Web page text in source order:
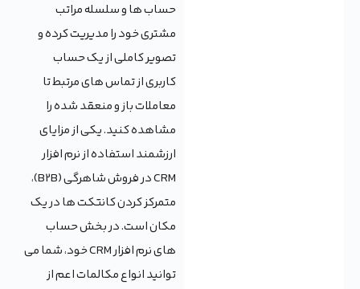
حساب ها و سلسله مراتب
مشتری خود را مدیریت کرده و
تصویر کاملی از یک حساب
کاربری از تماس های مرتبط تا
معاملات باز و منعقد شده را
مشاهده کنید. یکی از مزایای
ارزشمند استفاده از نرم افزار
CRM در فروش شاهرگی (B2B)،
متمرکز کردن کانتکت ها در یک
مکان است. در بخش حساب
های نرم افزار CRM خود، شما می
توانید انواع مکالمات اعم از